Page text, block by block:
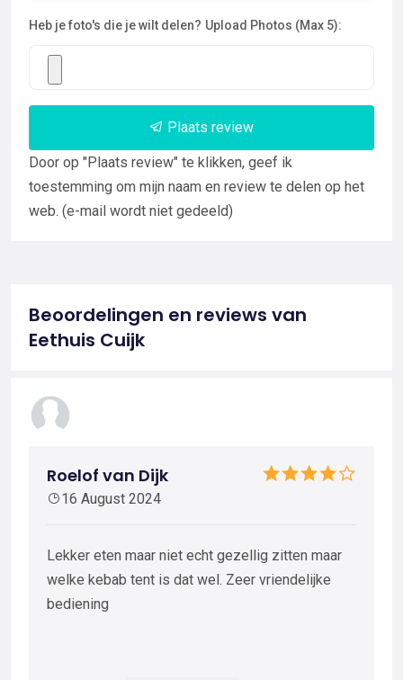
Heb je foto's die je wilt delen? Upload Photos (Max 5):
Plaats review
Door op "Plaats review" te klikken, geef ik
toestemming om mijn naam en review te delen op het
web. (e-mail wordt niet gedeeld)
Beoordelingen en reviews van
Eethuis Cuijk
Roelof van Dijk
16 August 2024
Lekker eten maar niet echt gezellig zitten maar
welke kebab tent is dat wel. Zeer vriendelijke
bediening